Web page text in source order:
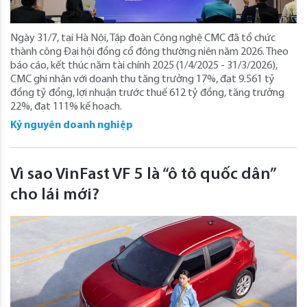
Ngày 31/7, tại Hà Nội, Tập đoàn Công nghệ CMC đã tổ chức
thành công Đại hội đồng cổ đông thường niên năm 2026. Theo
báo cáo, kết thúc năm tài chính 2025 (1/4/2025 - 31/3/2026),
CMC ghi nhận với doanh thu tăng trưởng 17%, đạt 9.561 tỷ
đồng tỷ đồng, lợi nhuận trước thuế 612 tỷ đồng, tăng trưởng
22%, đạt 111% kế hoạch.
Kỷ nguyên doanh nghiệp
Vì sao VinFast VF 5 là “ô tô quốc dân”
cho lái mới?